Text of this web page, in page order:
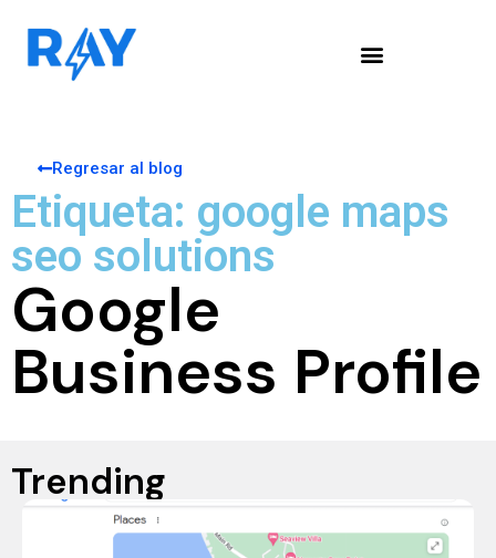
Regresar al blog
Etiqueta: google maps
seo solutions
Google
Business Profile
Trending